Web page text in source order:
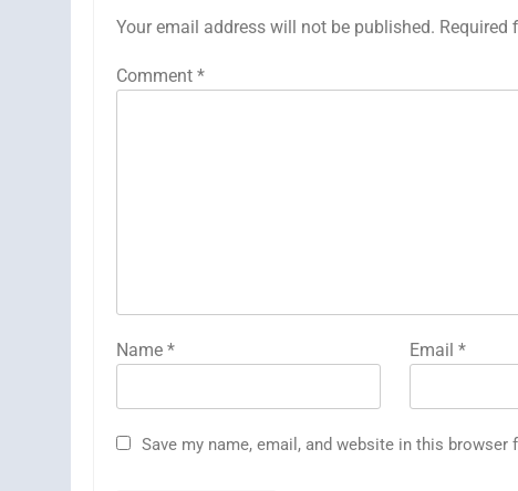
Your email address will not be published. Required
Comment *
Name * Email*
Save my name, email, and website in this